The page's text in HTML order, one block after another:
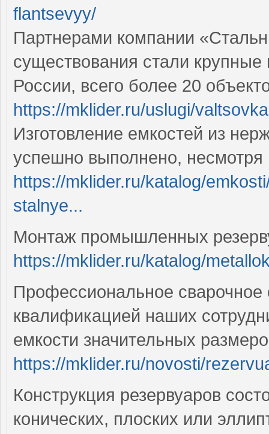
flantsevyy/
Партнерами компании
существования стали
России, всего более 20
https://mklider.ru/uslugi/
Изготовление емкостей из
успешно выполнено, несмотря
https://mklider.ru/katalog/
stalnye...
Монтаж промышленных
https://mklider.ru/katalog/
Профессиональное сварочное
квалификацией наших
емкости значительных
https://mklider.ru/novosti/
Конструкция резервуаров
конических, плоских или